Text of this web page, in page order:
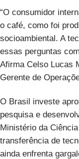
“O consumidor
o café, como foi
socioambiental. A
essas perguntas
Afirma Celso Lucas
Gerente de
O Brasil investe
pesquisa e
Ministério da
transferência de
ainda enfrenta